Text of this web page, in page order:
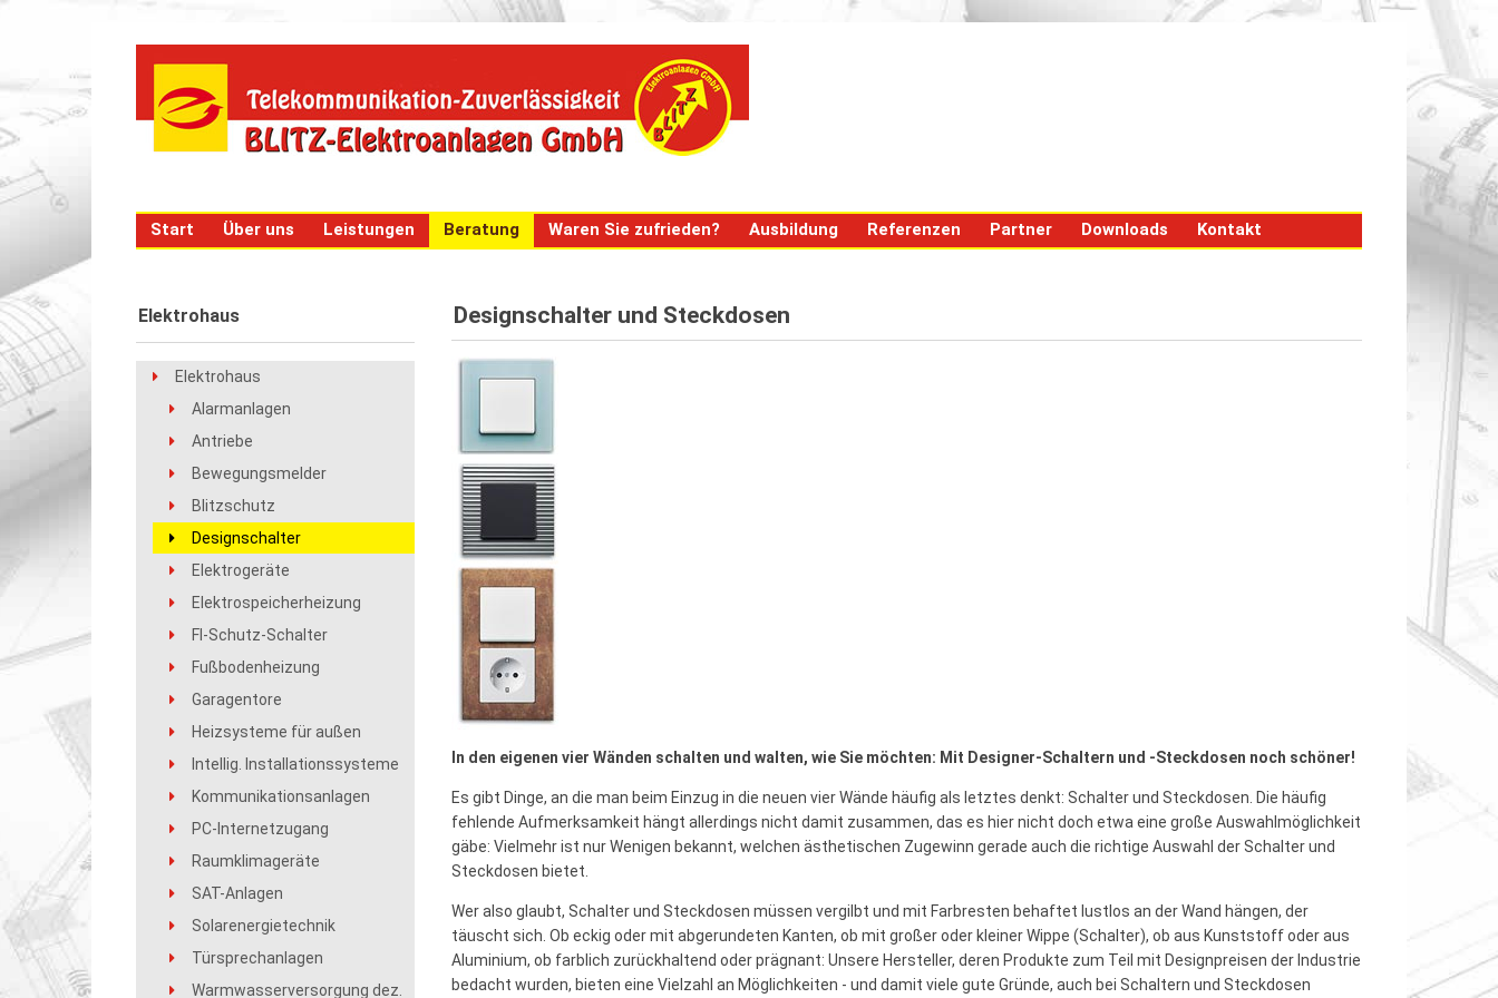
Start Über uns Leistungen Beratung Waren Sie zufrieden? Ausbildung Referenzen Partner Downloads Kontakt
Designschalter und Steckdosen
In den eigenen vier Wänden schalten und walten, wie Sie möchten: Mit Designer-Schaltern und -Steckdosen noch schöner!
Es gibt Dinge, an die man beim Einzug in die neuen vier Wände häufig als letztes denkt: Schalter und Steckdosen. Die häufig
fehlende Aufmerksamkeit hängt allerdings nicht damit zusammen, das es hier nicht doch etwa eine große Auswahlmöglichkeit
gäbe: Vielmehr ist nur Wenigen bekannt, welchen ästhetischen Zugewinn gerade auch die richtige Auswahl der Schalter und
Steckdosen bietet.
Wer also glaubt, Schalter und Steckdosen müssen vergilbt und mit Farbresten behaftet lustlos an der Wand hängen, der
täuscht sich. Ob eckig oder mit abgerundeten Kanten, ob mit großer oder kleiner Wippe (Schalter), ob aus Kunststoff oder aus
Aluminium, ob farblich zurückhaltend oder prägnant: Unsere Hersteller, deren Produkte zum Teil mit Designpreisen der Industrie
bedacht wurden, bieten eine Vielzahl an Möglichkeiten - und damit viele gute Gründe, auch bei Schaltern und Steckdosen
Elektrohaus
Elektrohaus
Alarmanlagen
Antriebe
Bewegungsmelder
Blitzschutz
Designschalter
Elektrogeräte
Elektrospeicherheizung
FI-Schutz-Schalter
Fußbodenheizung
Garagentore
Heizsysteme für außen
Intellig. Installationssysteme
Kommunikationsanlagen
PC-Internetzugang
Raumklimageräte
SAT-Anlagen
Solarenergietechnik
Türsprechanlagen
Warmwasserversorgung dez.